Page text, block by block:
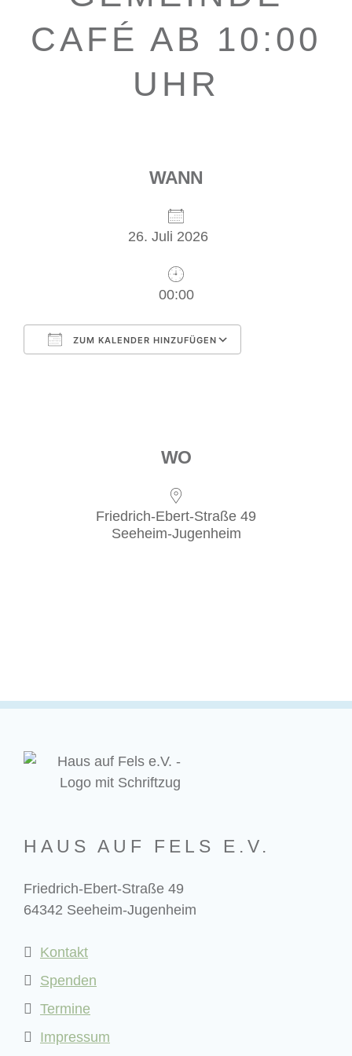
CAFÉ AB 10:00
UHR
WANN
26. Juli 2026
00:00
ZUM KALENDER HINZUFÜGEN
WO
Fried­rich-Ebert-Stra­ße 49
See­heim-Jugenheim
HAUS AUF FELS E.V.
Friedrich-Ebert-Straße 49
64342 Seeheim-Jugenheim
Kontakt
Spenden
Termine
Impressum